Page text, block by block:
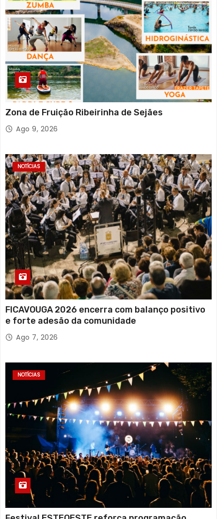
Zona de Fruição Ribeirinha de Sejães
Ago 9, 2026
NOTÍCIAS
FICAVOUGA 2026 encerra com balanço positivo
e forte adesão da comunidade
Ago 7, 2026
NOTÍCIAS